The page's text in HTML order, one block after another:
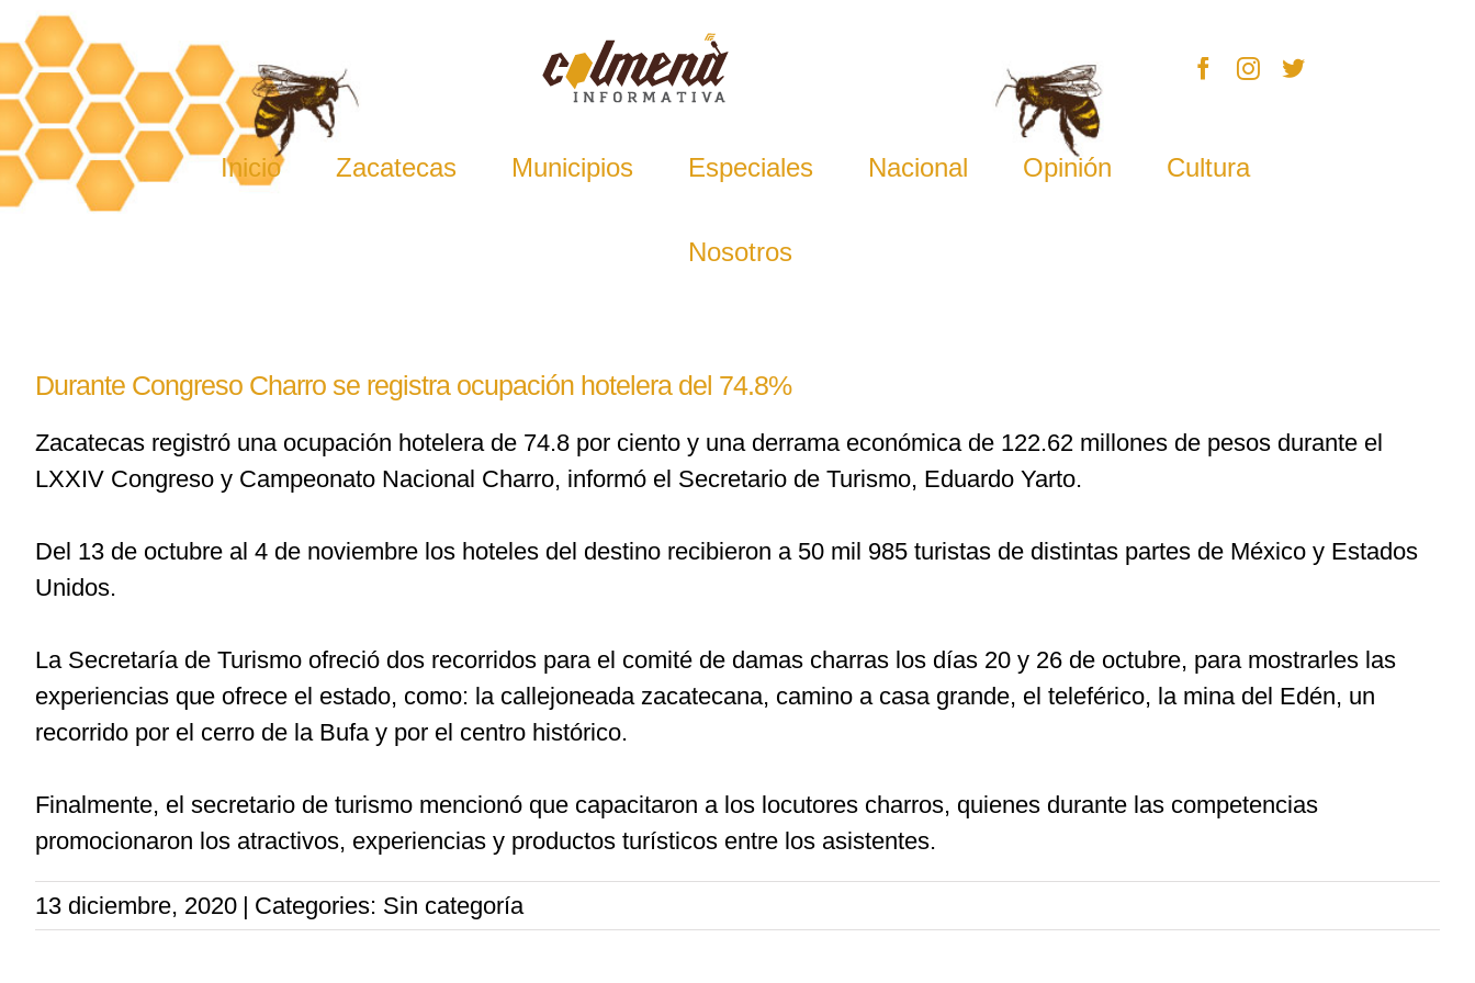
Skip
to
content
Inicio Zacatecas Municipios Especiales Nacional Opinión Cultura
Nosotros
Durante Congreso Charro se registra ocupación hotelera del 74.8%
Zacatecas registró una ocupación hotelera de 74.8 por ciento y una derrama económica de 122.62 millones de pesos durante el
LXXIV Congreso y Campeonato Nacional Charro, informó el Secretario de Turismo, Eduardo Yarto.
Del 13 de octubre al 4 de noviembre los hoteles del destino recibieron a 50 mil 985 turistas de distintas partes de México y Estados
Unidos.
La Secretaría de Turismo ofreció dos recorridos para el comité de damas charras los días 20 y 26 de octubre, para mostrarles las
experiencias que ofrece el estado, como: la callejoneada zacatecana, camino a casa grande, el teleférico, la mina del Edén, un
recorrido por el cerro de la Bufa y por el centro histórico.
Finalmente, el secretario de turismo mencionó que capacitaron a los locutores charros, quienes durante las competencias
promocionaron los atractivos, experiencias y productos turísticos entre los asistentes.
13 diciembre, 2020 | Categories: Sin categoría